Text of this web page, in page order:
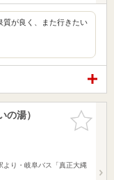
質が良く、また行きたい
お気に入
りに追加
湯）
り・岐阜バス「真正大縄